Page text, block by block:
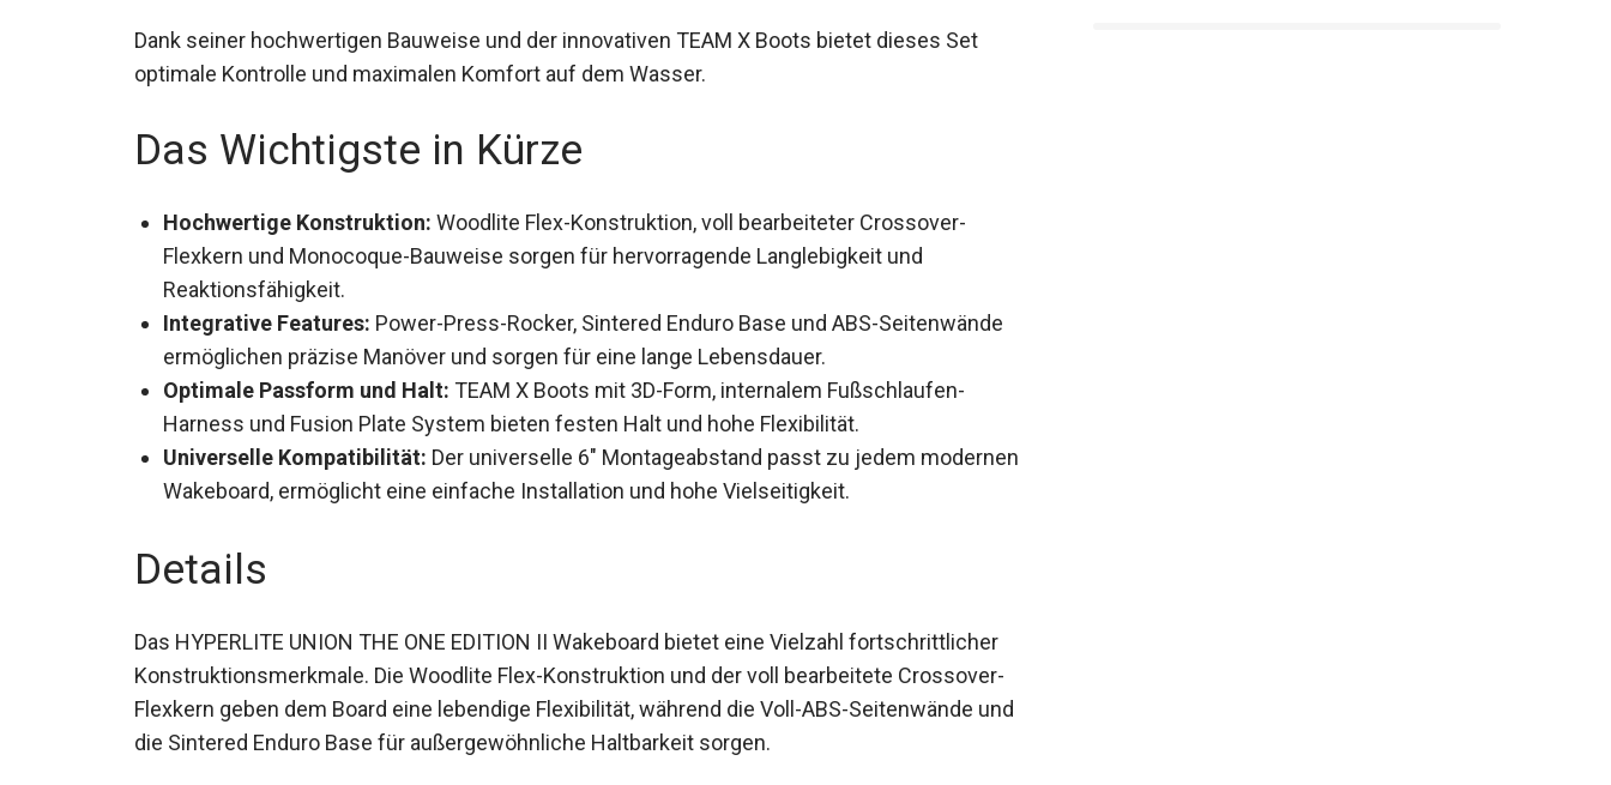
Dank seiner hochwertigen Bauweise und der innovativen TEAM X Boots bietet dieses Set
optimale Kontrolle und maximalen Komfort auf dem Wasser.
Das Wichtigste in Kürze
Hochwertige Konstruktion: Woodlite Flex-Konstruktion, voll bearbeiteter Crossover-
Flexkern und Monocoque-Bauweise sorgen für hervorragende Langlebigkeit und
Reaktionsfähigkeit.
Integrative Features: Power-Press-Rocker, Sintered Enduro Base und ABS-Seitenwände
ermöglichen präzise Manöver und sorgen für eine lange Lebensdauer.
Optimale Passform und Halt: TEAM X Boots mit 3D-Form, internalem Fußschlaufen-
Harness und Fusion Plate System bieten festen Halt und hohe Flexibilität.
Universelle Kompatibilität: Der universelle 6″ Montageabstand passt zu jedem
modernen Wakeboard, ermöglicht eine einfache Installation und hohe Vielseitigkeit.
Details
Das HYPERLITE UNION THE ONE EDITION II Wakeboard bietet eine Vielzahl fortschrittlicher
Konstruktionsmerkmale. Die Woodlite Flex-Konstruktion und der voll bearbeitete Crossover-
Flexkern geben dem Board eine lebendige Flexibilität, während die Voll-ABS-Seitenwände
und die Sintered Enduro Base für außergewöhnliche Haltbarkeit sorgen.